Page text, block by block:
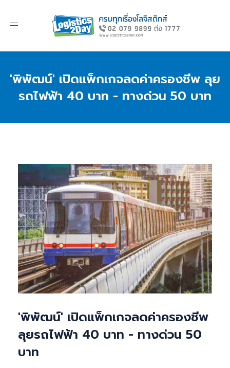
Toggle
'พิพัฒน์' เปิดแพ็กเกจลดค่าครองชีพ ลุย
รถไฟฟ้า 40 บาท - ทางด่วน 50 บาท
'พิพัฒน์' เปิดแพ็กเกจลดค่าครองชีพ
ลุยรถไฟฟ้า 40 บาท - ทางด่วน 50
บาท